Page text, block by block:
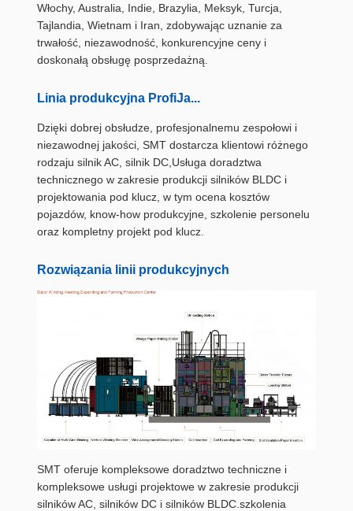
Włochy, Australia, Indie, Brazylia, Meksyk, Turcja,
Tajlandia, Wietnam i Iran, zdobywając uznanie za
trwałość, niezawodność, konkurencyjne ceny i
doskonałą obsługę posprzedażną.
Linia produkcyjna ProfiJa...
Dzięki dobrej obsłudze, profesjonalnemu zespołowi i
niezawodnej jakości, SMT dostarcza klientowi różnego
rodzaju silnik AC, silnik DC,Usługa doradztwa
technicznego w zakresie produkcji silników BLDC i
projektowania pod klucz, w tym ocena kosztów
pojazdów, know-how produkcyjne, szkolenie personelu
oraz kompletny projekt pod klucz.
Rozwiązania linii produkcyjnych
SMT oferuje kompleksowe doradztwo techniczne i
kompleksowe usługi projektowe w zakresie produkcji
silników AC, silników DC i silników BLDC.szkolenia